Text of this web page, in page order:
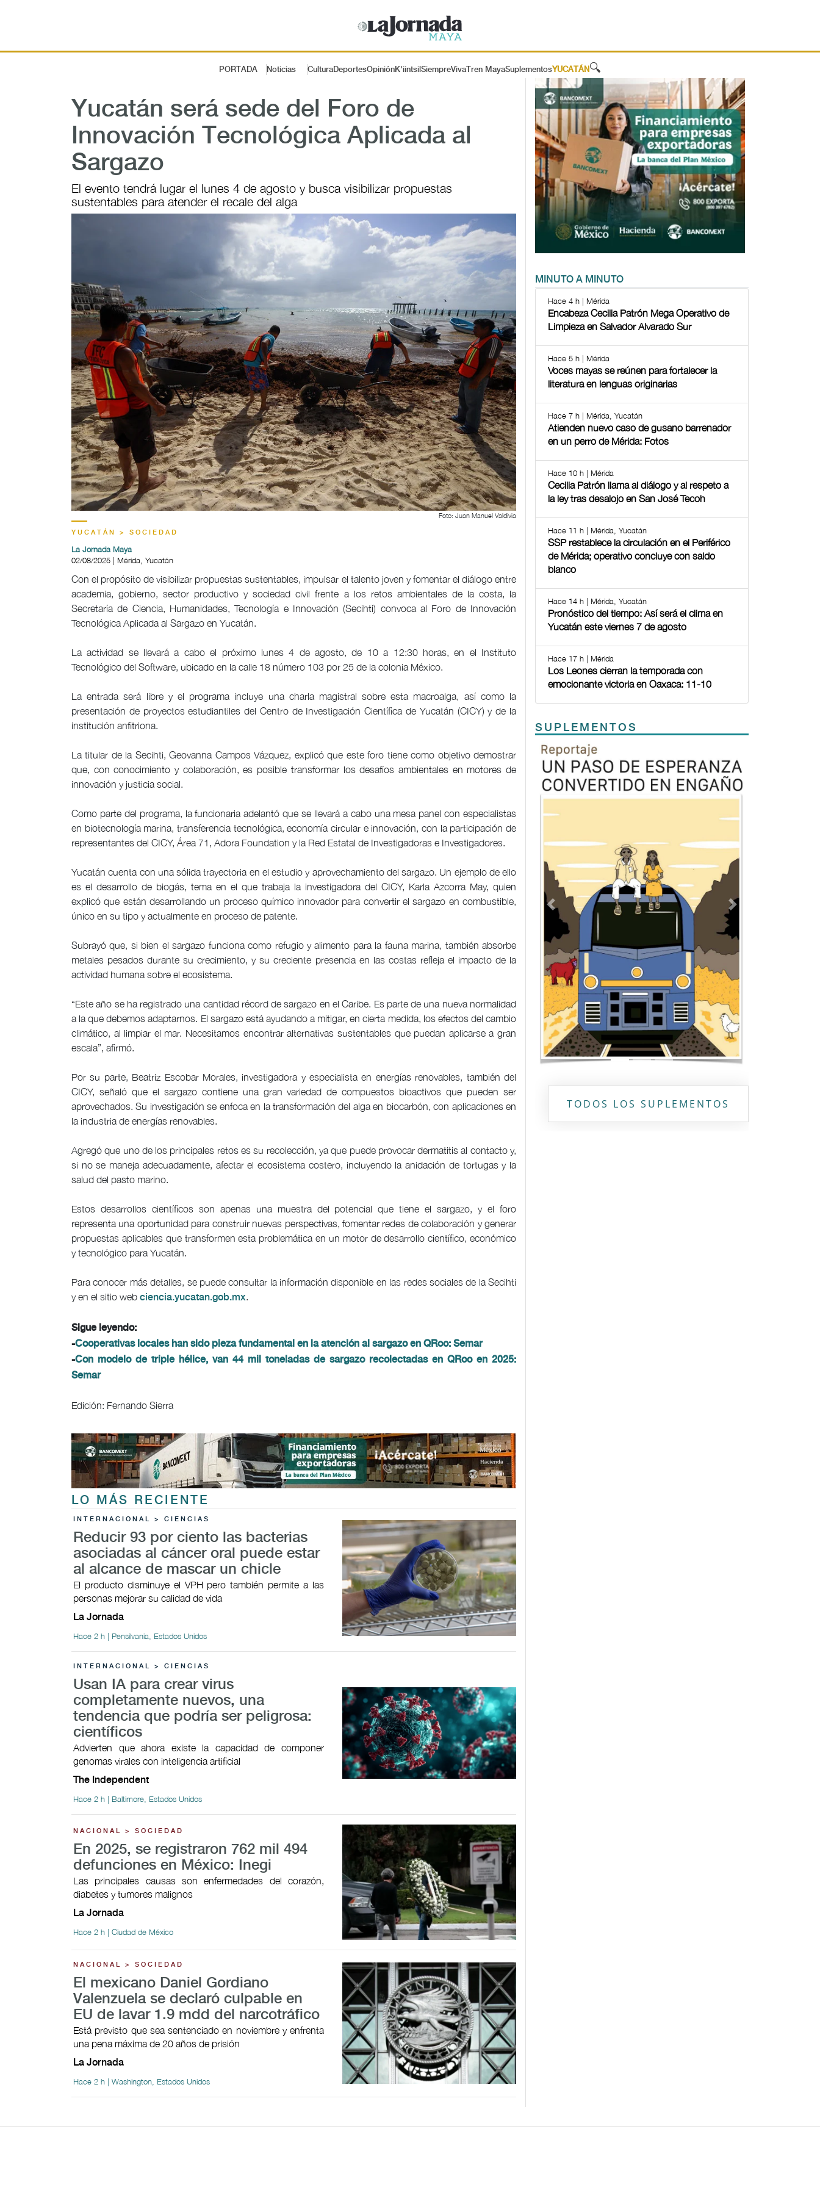
PORTADA Noticias CulturaDeportesOpiniónK'iintsil SiempreViva Tren MayaSuplementosYUCATÁN 🔍
Yucatán será sede del Foro de
Innovación Tecnológica Aplicada al
Sargazo
El evento tendrá lugar el lunes 4 de agosto y busca visibilizar propuestas
sustentables para atender el recale del alga
Foto: Juan Manuel Valdivia
YUCATÁN > SOCIEDAD
La Jornada Maya
02/08/2025 | Mérida, Yucatán
Con el propósito de visibilizar propuestas sustentables, impulsar el talento joven y fomentar el diálogo entre
academia, gobierno, sector productivo y sociedad civil frente a los retos ambientales de la costa, la
Secretaría de Ciencia, Humanidades, Tecnología e Innovación (Secihti) convoca al Foro de Innovación
Tecnológica Aplicada al Sargazo en Yucatán.
La actividad se llevará a cabo el próximo lunes 4 de agosto, de 10 a 12:30 horas, en el Instituto
Tecnológico del Software, ubicado en la calle 18 número 103 por 25 de la colonia México.
La entrada será libre y el programa incluye una charla magistral sobre esta macroalga, así como la
presentación de proyectos estudiantiles del Centro de Investigación Científica de Yucatán (CICY) y de la
institución anfitriona.
La titular de la Secihti, Geovanna Campos Vázquez, explicó que este foro tiene como objetivo demostrar
que, con conocimiento y colaboración, es posible transformar los desafíos ambientales en motores de
innovación y justicia social.
Como parte del programa, la funcionaria adelantó que se llevará a cabo una mesa panel con especialistas
en biotecnología marina, transferencia tecnológica, economía circular e innovación, con la participación de
representantes del CICY, Área 71, Adora Foundation y la Red Estatal de Investigadoras e Investigadores.
Yucatán cuenta con una sólida trayectoria en el estudio y aprovechamiento del sargazo. Un ejemplo de ello
es el desarrollo de biogás, tema en el que trabaja la investigadora del CICY, Karla Azcorra May, quien
explicó que están desarrollando un proceso químico innovador para convertir el sargazo en combustible,
único en su tipo y actualmente en proceso de patente.
Subrayó que, si bien el sargazo funciona como refugio y alimento para la fauna marina, también absorbe
metales pesados durante su crecimiento, y su creciente presencia en las costas refleja el impacto de la
actividad humana sobre el ecosistema.
“Este año se ha registrado una cantidad récord de sargazo en el Caribe. Es parte de una nueva normalidad
a la que debemos adaptarnos. El sargazo está ayudando a mitigar, en cierta medida, los efectos del cambio
climático, al limpiar el mar. Necesitamos encontrar alternativas sustentables que puedan aplicarse a gran
escala”, afirmó.
Por su parte, Beatriz Escobar Morales, investigadora y especialista en energías renovables, también del
CICY, señaló que el sargazo contiene una gran variedad de compuestos bioactivos que pueden ser
aprovechados. Su investigación se enfoca en la transformación del alga en biocarbón, con aplicaciones en
la industria de energías renovables.
Agregó que uno de los principales retos es su recolección, ya que puede provocar dermatitis al contacto y,
si no se maneja adecuadamente, afectar el ecosistema costero, incluyendo la anidación de tortugas y la
salud del pasto marino.
Estos desarrollos científicos son apenas una muestra del potencial que tiene el sargazo, y el foro
representa una oportunidad para construir nuevas perspectivas, fomentar redes de colaboración y generar
propuestas aplicables que transformen esta problemática en un motor de desarrollo científico, económico
y tecnológico para Yucatán.
Para conocer más detalles, se puede consultar la información disponible en las redes sociales de la Secihti
y en el sitio web ciencia.yucatan.gob.mx.
Sigue leyendo:
-Cooperativas locales han sido pieza fundamental en la atención al sargazo en QRoo: Semar
-Con modelo de triple hélice, van 44 mil toneladas de sargazo recolectadas en QRoo en 2025:
Semar
Edición: Fernando Sierra
LO MÁS RECIENTE
INTERNACIONAL > CIENCIAS
Reducir 93 por ciento las bacterias
asociadas al cáncer oral puede estar
al alcance de mascar un chicle
El producto disminuye el VPH pero también permite a las
personas mejorar su calidad de vida
La Jornada
Hace 2 h | Pensilvania, Estados Unidos
INTERNACIONAL > CIENCIAS
Usan IA para crear virus
completamente nuevos, una
tendencia que podría ser peligrosa:
científicos
Advierten que ahora existe la capacidad de componer
genomas virales con inteligencia artificial
The Independent
Hace 2 h | Baltimore, Estados Unidos
NACIONAL > SOCIEDAD
En 2025, se registraron 762 mil 494
defunciones en México: Inegi
Las principales causas son enfermedades del corazón,
diabetes y tumores malignos
La Jornada
Hace 2 h | Ciudad de México
NACIONAL > SOCIEDAD
El mexicano Daniel Gordiano
Valenzuela se declaró culpable en
EU de lavar 1.9 mdd del narcotráfico
Está previsto que sea sentenciado en noviembre y enfrenta
una pena máxima de 20 años de prisión
La Jornada
Hace 2 h | Washington, Estados Unidos
MINUTO A MINUTO
Hace 4 h | Mérida
Encabeza Cecilia Patrón Mega Operativo de
Limpieza en Salvador Alvarado Sur
Hace 5 h | Mérida
Voces mayas se reúnen para fortalecer la
literatura en lenguas originarias
Hace 7 h | Mérida, Yucatán
Atienden nuevo caso de gusano barrenador
en un perro de Mérida: Fotos
Hace 10 h | Mérida
Cecilia Patrón llama al diálogo y al respeto a
la ley tras desalojo en San José Tecoh
Hace 11 h | Mérida, Yucatán
SSP restablece la circulación en el Periférico
de Mérida; operativo concluye con saldo
blanco
Hace 14 h | Mérida, Yucatán
Pronóstico del tiempo: Así será el clima en
Yucatán este viernes 7 de agosto
Hace 17 h | Mérida
Los Leones cierran la temporada con
emocionante victoria en Oaxaca: 11-10
SUPLEMENTOS
Previous Next
TODOS LOS SUPLEMENTOS